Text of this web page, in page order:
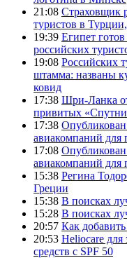
21:08 Страховщик
туристов в
19:39 Египет
российских
19:08 Российских
штамма: названы
ковид
17:38 Шри-Ланка
привитых
17:38
авиакомпаний для
17:08
авиакомпаний для
15:38 Регина
Греции
15:38 В поисках
15:28 В поисках
20:57 Как
20:53 Heliocare
средств с SPF 50